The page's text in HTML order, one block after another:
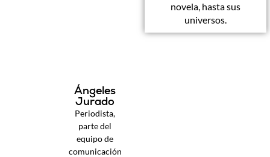
novela, hasta sus
universos.
Ángeles
Jurado
Periodista,
parte del
equipo de
comunicación